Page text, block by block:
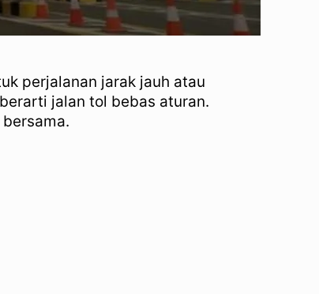
perjalanan jarak jauh atau
jalan tol bebas aturan.